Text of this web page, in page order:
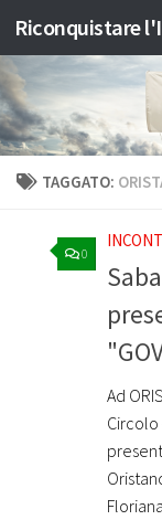
Salta al
Riconquistare
TAGGATO:
0
Ad
Circolo